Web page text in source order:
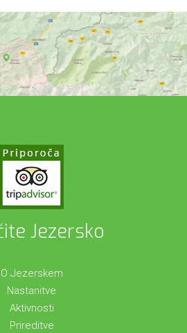
Jezersko
O Jezerskem
Nastanitve
Aktivnosti
Prireditve